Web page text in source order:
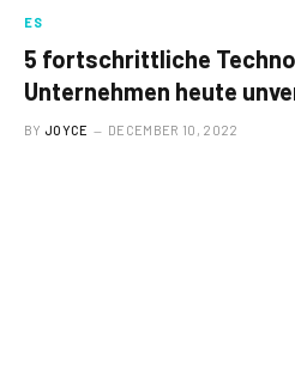
ES
5 fortschrittliche
Unternehmen heute
BY JOYCE DECEMBER 10, 2022